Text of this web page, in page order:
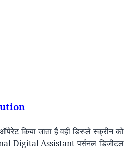
किया जाता है वही डिस्प्ले स्क्रीन को
Digital Assistantपर्सनल डिजीटल